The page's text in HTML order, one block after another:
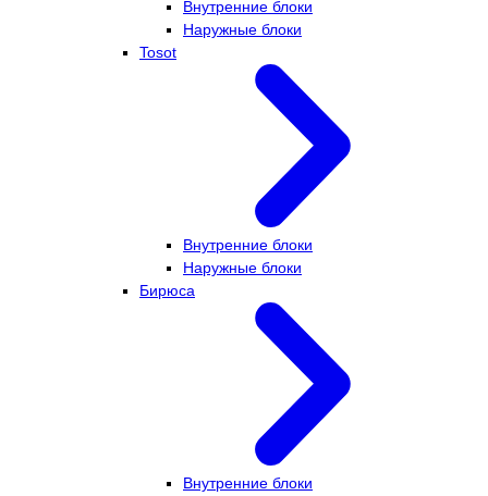
Внутренние блоки
Наружные блоки
Tosot
Внутренние блоки
Наружные блоки
Бирюса
Внутренние блоки